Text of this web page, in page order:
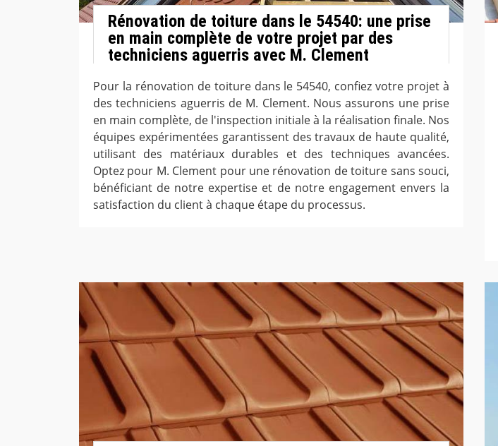
Rénovation de toiture dans le 54540: une prise
en main complète de votre projet par des
techniciens aguerris avec M. Clement
Pour la rénovation de toiture dans le 54540, confiez votre projet à
des techniciens aguerris de M. Clement. Nous assurons une prise
en main complète, de l'inspection initiale à la réalisation finale. Nos
équipes expérimentées garantissent des travaux de haute qualité,
utilisant des matériaux durables et des techniques avancées.
Optez pour M. Clement pour une rénovation de toiture sans souci,
bénéficiant de notre expertise et de notre engagement envers la
satisfaction du client à chaque étape du processus.